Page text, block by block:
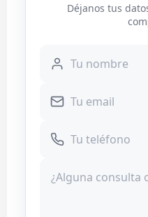
Déjanos tus